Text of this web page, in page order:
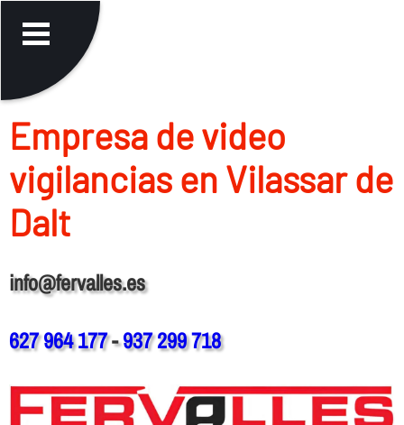
Empresa de video
vigilancias en Vilassar de
Dalt
info@fervalles.es
627 964 177-937 299 718